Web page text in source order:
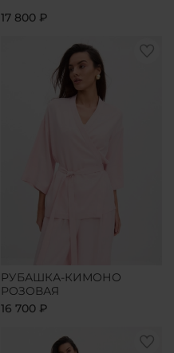
17 800 ₽
РУБАШКА-КИМОНО
РОЗОВАЯ
16 700 ₽